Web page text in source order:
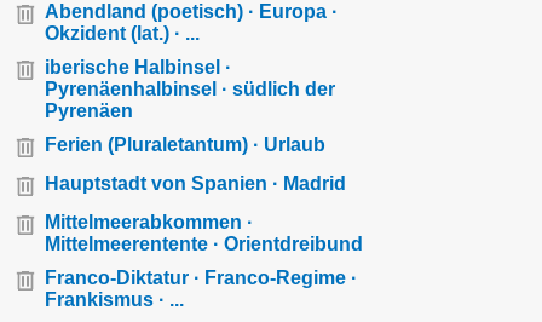
Abendland (poetisch) · Europa ·
Okzident (lat.) · ...
iberische Halbinsel ·
Pyrenäenhalbinsel · südlich der
Pyrenäen
Ferien (Pluraletantum) · Urlaub
Hauptstadt von Spanien · Madrid
Mittelmeerabkommen ·
Mittelmeerentente · Orientdreibund
Franco-Diktatur · Franco-Regime ·
Frankismus · ...